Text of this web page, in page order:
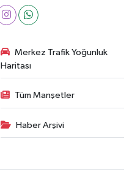
Merkez Trafik Yoğunluk
Haritası
Tüm Manşetler
Haber Arşivi